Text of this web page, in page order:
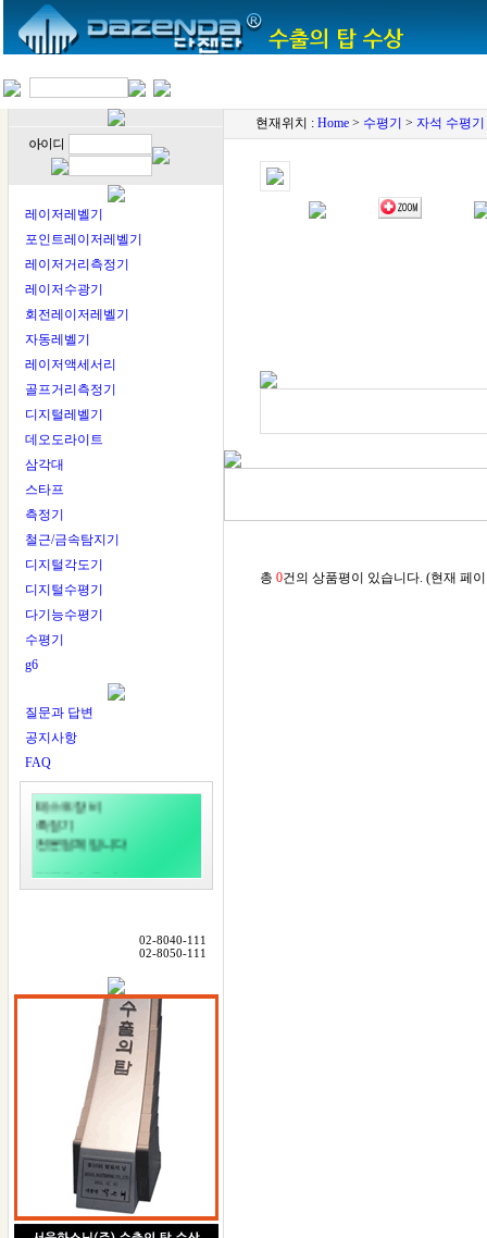
레이저레벨기
포인트레이저레벨기
레이저거리측정기
레이저수광기
회전레이저레벨기
자동레벨기
레이저액세서리
골프거리측정기
디지털레벨기
데오도라이트
삼각대
스타프
측정기
철근/금속탐지기
디지털각도기
디지털수평기
다기능수평기
수평기
g6
질문과 답변
공지사항
FAQ
DAZENDA
다잰다는
레이저레벨기
테스트장비
측정기
전문업체입니다
한국대리점
수평,수직,연직&거리
모두 다~잰다
금속,철근탐지
수분,강도측정
모두 다~잰다
DAZENDA
전화: 1566-0945
02-8040-111
02-8050-111
현재위치 : Home > 수평기 > 자석 수평기
총 0건의 상품평이 있습니다. (현재 페